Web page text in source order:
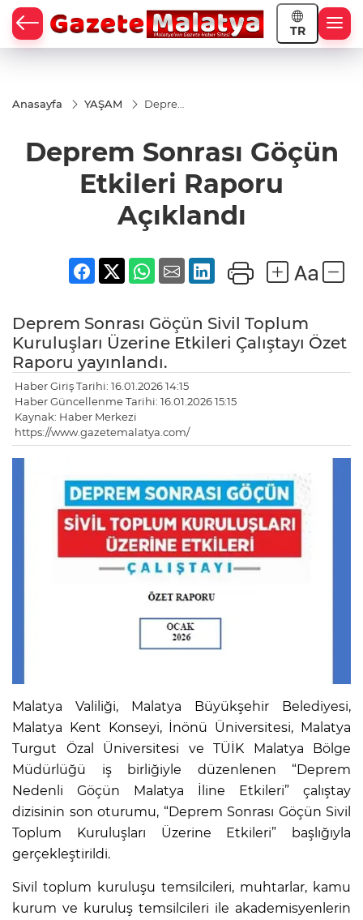
TR
Anasayfa YAŞAM
Deprem
Etkileri
Raporu
Deprem Sonrası Göçün
Etkileri Raporu
Açıklandı
Deprem Sonrası Göçün Sivil Toplum
Kuruluşları Üzerine Etkileri Çalıştayı Özet
Raporu yayınlandı.
Haber Giriş Tarihi: 16.01.2026 14:15
Haber Güncellenme Tarihi: 16.01.2026 15:15
Kaynak: Haber Merkezi
https://www.gazetemalatya.com/
Malatya Valiliği, Malatya Büyükşehir Belediyesi,
Malatya Kent Konseyi, İnönü Üniversitesi, Malatya
Turgut Özal Üniversitesi ve TÜİK Malatya Bölge
Müdürlüğü iş birliğiyle düzenlenen “Deprem
Nedenli Göçün Malatya İline Etkileri” çalıştay
dizisinin son oturumu, “Deprem Sonrası Göçün Sivil
Toplum Kuruluşları Üzerine Etkileri” başlığıyla
gerçekleştirildi.
Sivil toplum kuruluşu temsilcileri, muhtarlar, kamu
kurum ve kuruluş temsilcileri ile akademisyenlerin